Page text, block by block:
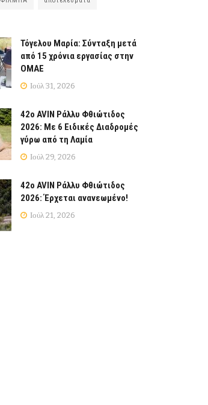
Τόγελου Μαρία: Σύνταξη μετά
από 15 χρόνια εργασίας στην
ΟΜΑΕ
Ιούλ 31, 2026
42ο AVIN Ράλλυ Φθιώτιδος
2026: Με 6 Ειδικές Διαδρομές
γύρω από τη Λαμία
Ιούλ 29, 2026
42ο AVIN Ράλλυ Φθιώτιδος
2026: Έρχεται ανανεωμένο!
Ιούλ 21, 2026